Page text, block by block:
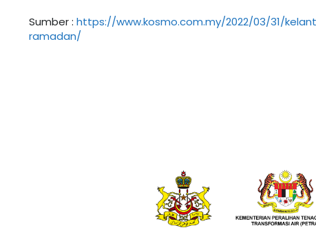
Sumber : https://www.kosmo.com.my/2022/03/31/
ramadan/